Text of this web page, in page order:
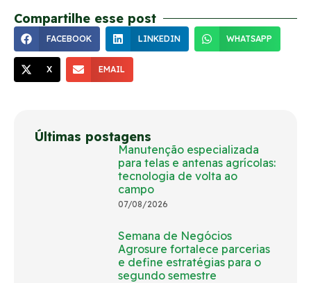
Últimas postagens
Manutenção especializada
para telas e antenas agrícolas:
tecnologia de volta ao
campo
07/08/2026
Semana de Negócios
Agrosure fortalece parcerias
e define estratégias para o
segundo semestre
Compartilhe esse post
FACEBOOK LINKEDIN WHATSAPP
X EMAIL